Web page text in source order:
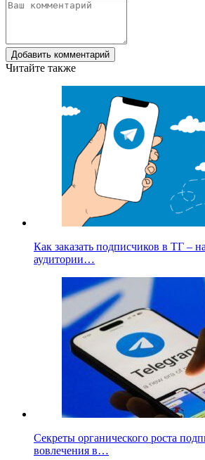
Добавить комментарий
Читайте также
Как заказать подписчиков в ТГ –
аудитории…
Секреты органического роста
вовлечения в…